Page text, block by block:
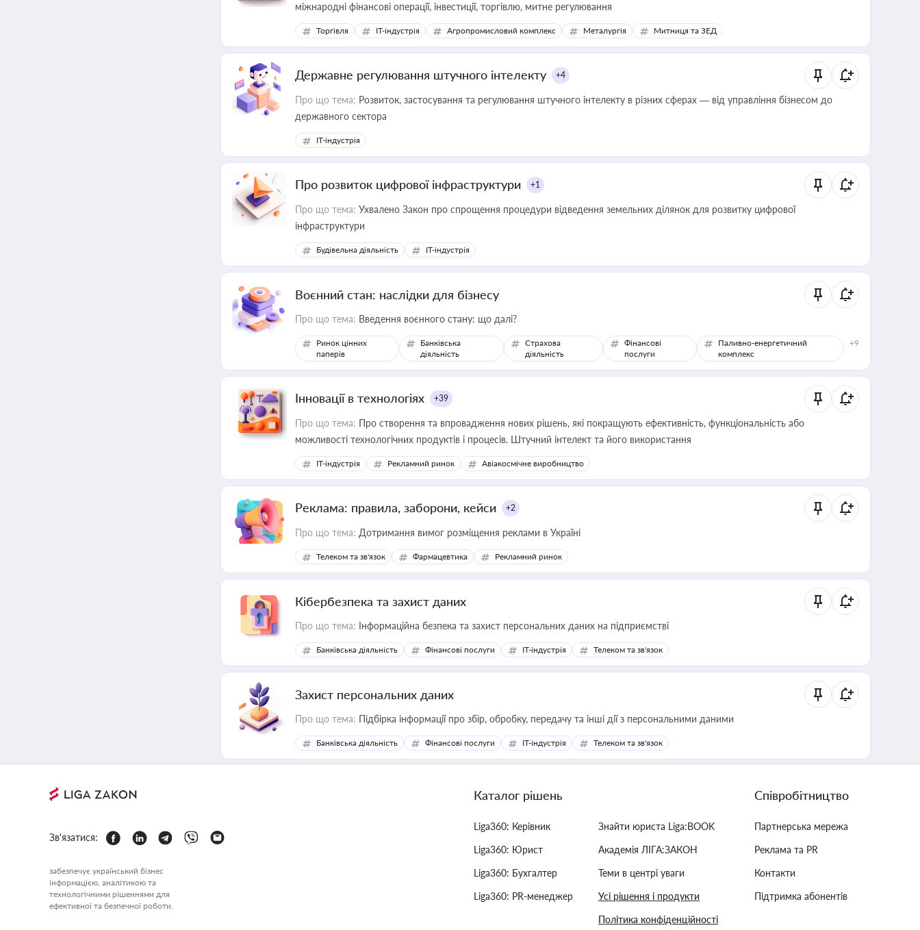
міжнародні фінансові операції, інвестиції, торгівлю, митне регулювання
Торгівля IT-індустрія Агропромисловий комплекс Металургія Митниця та ЗЕД
Державне регулювання штучного інтелекту +4
Про що тема: Розвиток, застосування та регулювання штучного інтелекту в різних сферах — від управління бізнесом до
державного сектора
IT-індустрія
Про розвиток цифрової інфраструктури +1
Про що тема: Ухвалено Закон про спрощення процедури відведення земельних ділянок для розвитку цифрової
інфраструктури
Будівельна діяльність IT-індустрія
Воєнний стан: наслідки для бізнесу
Про що тема: Введення воєнного стану: що далі?
Ринок цінних
паперів
Банківська
діяльність
Страхова
діяльність
Фінансові
послуги
Паливно-енергетичний
комплекс
+9
Інновації в технологіях +39
Про що тема: Про створення та впровадження нових рішень, які покращують ефективність, функціональність або
можливості технологічних продуктів і процесів. Штучний інтелект та його використання
IT-індустрія Рекламний ринок Авіакосмічне виробництво
Реклама: правила, заборони, кейси +2
Про що тема: Дотримання вимог розміщення реклами в Україні
Телеком та зв'язок Фармацевтика Рекламний ринок
Кібербезпека та захист даних
Про що тема: Інформаційна безпека та захист персональних даних на підприємстві
Банківська діяльність Фінансові послуги IT-індустрія Телеком та зв'язок
Захист персональних даних
Про що тема: Підбірка інформації про збір, обробку, передачу та інші дії з персональними даними
Банківська діяльність Фінансові послуги IT-індустрія Телеком та зв'язок
Зв'язатися:
забезпечує український бізнес
інформацією, аналітикою та
технологічними рішеннями для
ефективної та безпечної роботи.
Каталог рішень
Liga360: Керівник
Liga360: Юрист
Liga360: Бухгалтер
Liga360: PR-менеджер
Знайти юриста Liga:BOOK
Академія ЛІГА:ЗАКОН
Теми в центрі уваги
Усі рішення і продукти
Політика конфіденційності
Співробітництво
Партнерська мережа
Реклама та PR
Контакти
Підтримка абонентів